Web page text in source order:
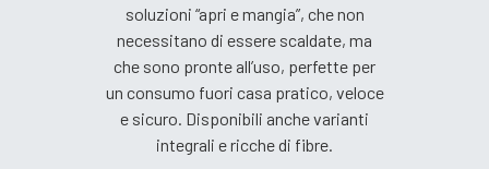
soluzioni “apri e mangia”, che non
necessitano di essere scaldate, ma
che sono pronte all’uso, perfette per
un consumo fuori casa pratico, veloce
e sicuro. Disponibili anche varianti
integrali e ricche di fibre.